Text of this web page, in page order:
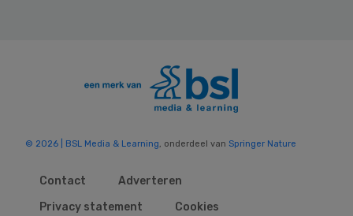
© 2026 | BSL Media & Learning, onderdeel van Springer Nature
Contact
Adverteren
Privacy statement
Cookies